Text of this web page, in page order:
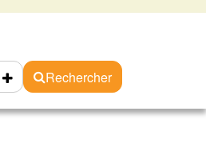
Rechercher